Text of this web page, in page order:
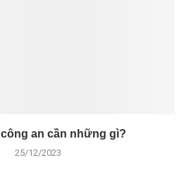
công an cần những gì?
25/12/2023